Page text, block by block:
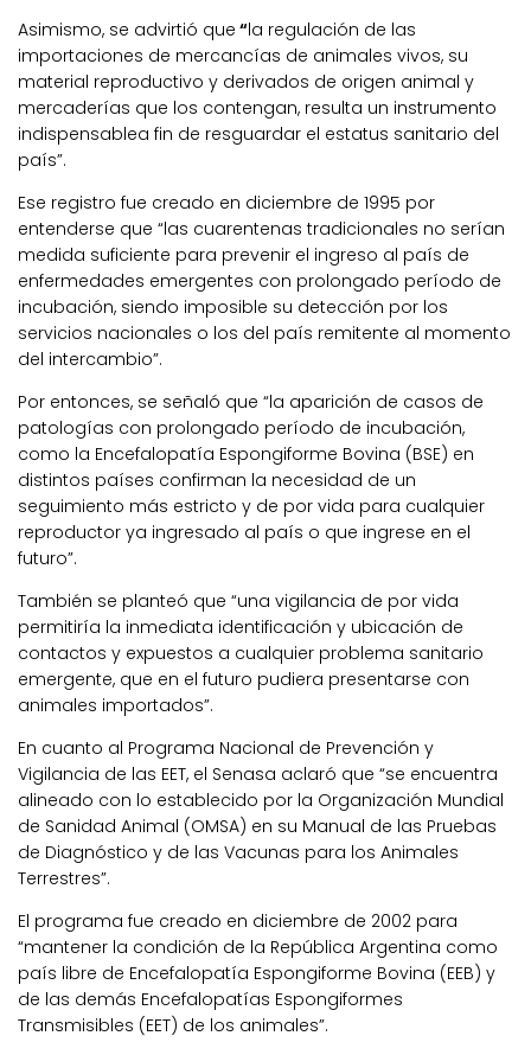
Asimismo, se advirtió que “la regulación de las
importaciones de mercancías de animales vivos, su
material reproductivo y derivados de origen animal y
mercaderías que los contengan, resulta un instrumento
indispensablea fin de resguardar el estatus sanitario del
país”.
Ese registro fue creado en diciembre de 1995 por
entenderse que “las cuarentenas tradicionales no serían
medida suficiente para prevenir el ingreso al país de
enfermedades emergentes con prolongado período de
incubación, siendo imposible su detección por los
servicios nacionales o los del país remitente al momento
del intercambio”.
Por entonces, se señaló que “la aparición de casos de
patologías con prolongado período de incubación,
como la Encefalopatía Espongiforme Bovina (BSE) en
distintos países confirman la necesidad de un
seguimiento más estricto y de por vida para cualquier
reproductor ya ingresado al país o que ingrese en el
futuro”.
También se planteó que “una vigilancia de por vida
permitiría la inmediata identificación y ubicación de
contactos y expuestos a cualquier problema sanitario
emergente, que en el futuro pudiera presentarse con
animales importados”.
En cuanto al Programa Nacional de Prevención y
Vigilancia de las EET, el Senasa aclaró que “se encuentra
alineado con lo establecido por la Organización Mundial
de Sanidad Animal (OMSA) en su Manual de las Pruebas
de Diagnóstico y de las Vacunas para los Animales
Terrestres”.
El programa fue creado en diciembre de 2002 para
“mantener la condición de la República Argentina como
país libre de Encefalopatía Espongiforme Bovina (EEB) y
de las demás Encefalopatías Espongiformes
Transmisibles (EET) de los animales”.